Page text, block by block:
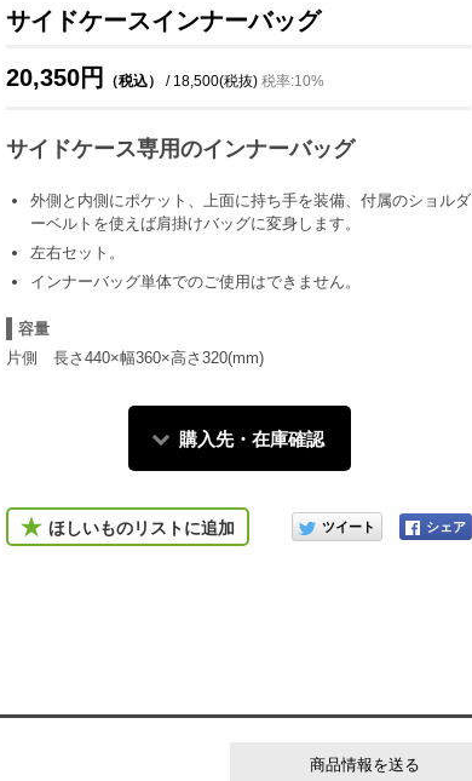
サイドケースインナーバッグ
20,350円 （税込） / 18,500(税抜) 税率:10%
サイドケース専用のインナーバッグ
外側と内側にポケット、上面に持ち手を装備、付属のショルダ
ーベルトを使えば肩掛けバッグに変身します。
左右セット。
インナーバッグ単体でのご使用はできません。
容量
片側 長さ440×幅360×高さ320(mm)
購入先・在庫確認
ほしいものリストに追加
このアイテムをシェアする
商品情報を送る